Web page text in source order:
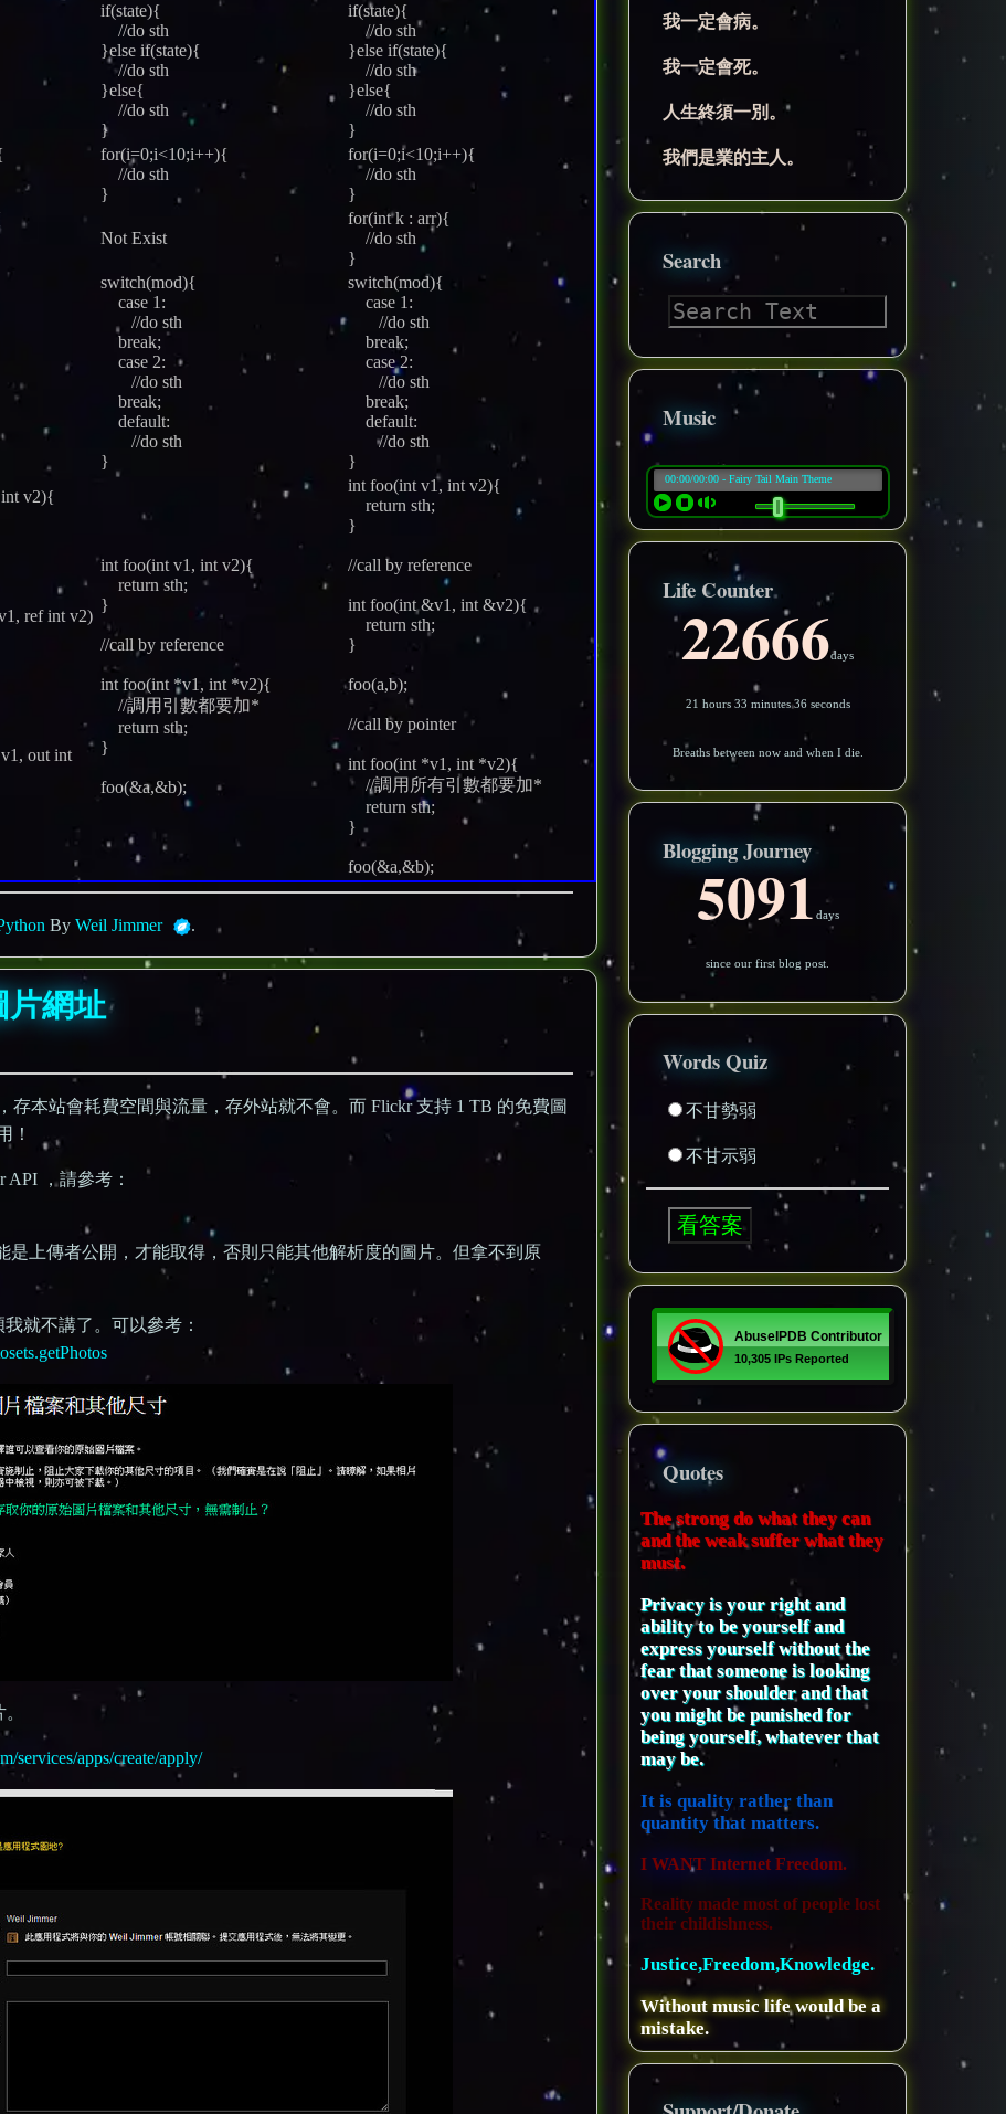
if(state){
//do sth
}else if(state){
//do sth
}else{
//do sth
}
if(state){
//do sth
}else if(state){
//do sth
}else{
//do sth
}
for(i=0;i<10;i++){
//do sth
}
for(i=0;i<10;i++){
//do sth
}
Not Exist
for(int k : arr){
//do sth
}
switch(mod){
case 1:
//do sth
break;
case 2:
//do sth
break;
default:
//do sth
}
switch(mod){
case 1:
//do sth
break;
case 2:
//do sth
break;
default:
//do sth
}
v2){
ref int v2)
out int
int foo(int v1, int v2){
return sth;
}
//call by reference
int foo(int *v1, int *v2){
//調用引數都要加*
return sth;
}
foo(&a,&b);
int foo(int v1, int v2){
return sth;
}
//call by reference
int foo(int &v1, int &v2){
return sth;
}
foo(a,b);
//call by pointer
int foo(int *v1, int *v2){
//調用所有引數都要加*
return sth;
}
foo(&a,&b);
By Weil Jimmer .
網址
本站會耗費空間與流量，存外站就不會。而 Flickr 支持 1 TB 的免費圖
！
，請參考：
上傳者公開，才能取得，否則只能其他解析度的圖片。但拿不到原
就不講了。可以參考：
services/apps/create/apply/
我一定會病。
我一定會死。
人生終須一別。
我們是業的主人。
Search
Music
Life Counter
22666days
21 hours 33 minutes 33 seconds
Breaths between now and when I die.
Blogging Journey
5091 days
since our first blog post.
Words Quiz
不甘勢弱
不甘示弱
Quotes
The strong do what they can
and the weak suffer what they
must.
Privacy is your right and
ability to be yourself and
express yourself without the
fear that someone is looking
over your shoulder and that
you might be punished for
being yourself, whatever that
may be.
It is quality rather than
quantity that matters.
I WANT Internet Freedom.
Reality made most of people lost
their childishness.
Justice,Freedom,Knowledge.
Without music life would be a
mistake.